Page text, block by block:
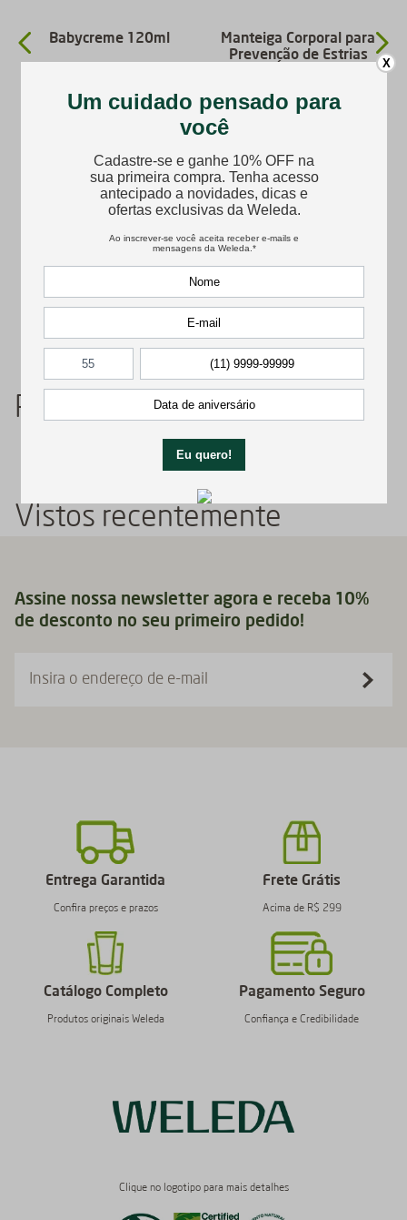
Babycreme 120ml
83,90
Manteiga Corporal para
Prevenção de Estrias
Produto(s) da mesma linha
Vistos recentemente
Assine nossa newsletter agora e receba 10%
de desconto no seu primeiro pedido!
Insira o endereço de e-mail
Entrega Garantida
Confira preços e prazos
Frete Grátis
Acima de R$ 299
Catálogo Completo
Produtos originais Weleda
Pagamento Seguro
Confiança e Credibilidade
Clique no logotipo para mais detalhes
X